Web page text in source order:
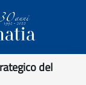
del